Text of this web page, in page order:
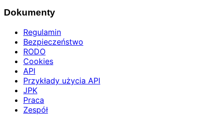
Dokumenty
Regulamin
Bezpieczeństwo
RODO
Cookies
API
Przykłady użycia API
JPK
Praca
Zespół